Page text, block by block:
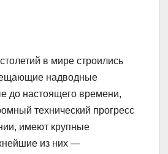
в мире строились
надводные
до настоящего времени,
технический прогресс
имеют крупные
из них —